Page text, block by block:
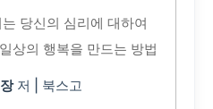
당신의 심리에 대하여
상의 행복을 만드는 방법
저 | 북스고